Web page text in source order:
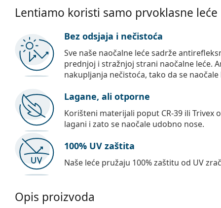
Lentiamo koristi samo prvoklasne leće
Bez odsjaja i nečistoća
Sve naše naočalne leće sadrže
prednjoj i stražnjoj strani naočalne leće.
nakupljanja nečistoća, tako da se naočale
Lagane, ali otporne
Korišteni materijali poput CR-39 ili Trivex
lagani i zato se naočale udobno nose.
100% UV zaštita
Naše leće pružaju 100% zaštitu od UV
Opis proizvoda